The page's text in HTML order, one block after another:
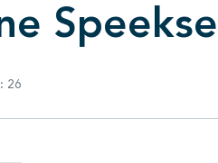
26